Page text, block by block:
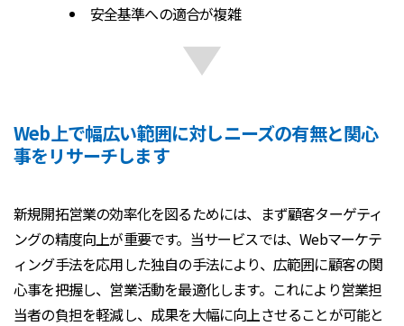
安全基準への適合が複雑
Web上で幅広い範囲に対しニーズの有無と関心
事をリサーチします
新規開拓営業の効率化を図るためには、まず顧客ターゲティ
ングの精度向上が重要です。当サービスでは、Webマーケテ
ィング手法を応用した独自の手法により、広範囲に顧客の関
心事を把握し、営業活動を最適化します。これにより営業担
当者の負担を軽減し、成果を大幅に向上させることが可能と